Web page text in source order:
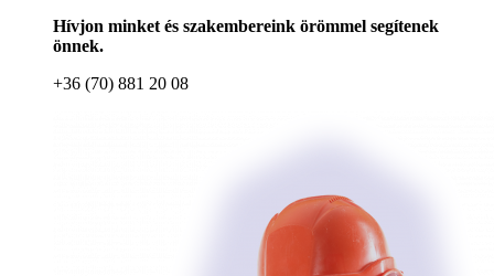
Hívjon minket és szakembereink örömmel segítenek
önnek.
+36 (70) 881 20 08